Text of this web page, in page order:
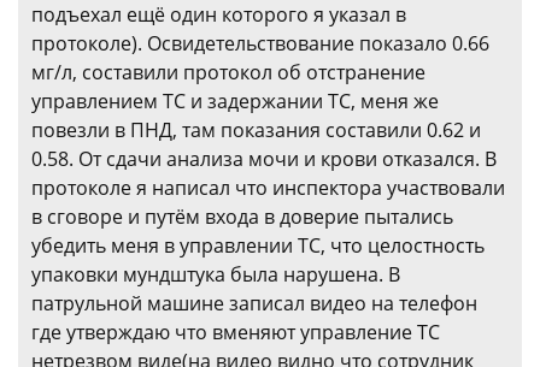
подъехал ещё один которого я указал в
протоколе). Освидетельствование показало 0.66
мг/л, составили протокол об отстранение
управлением ТС и задержании ТС, меня же
повезли в ПНД, там показания составили 0.62 и
0.58. От сдачи анализа мочи и крови отказался. В
протоколе я написал что инспектора участвовали
в сговоре и путём входа в доверие пытались
убедить меня в управлении ТС, что целостность
упаковки мундштука была нарушена. В
патрульной машине записал видео на телефон
где утверждаю что вменяют управление ТС
нетрезвом виде(на видео видно что сотрудник